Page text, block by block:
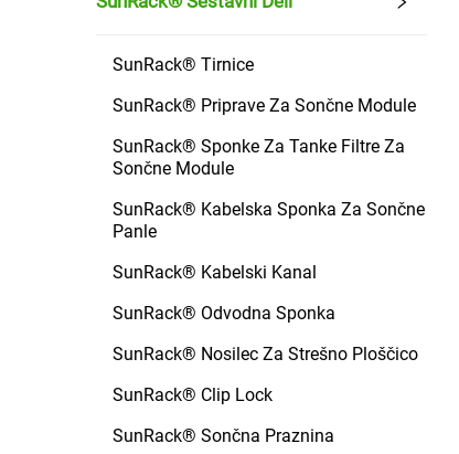
SunRack® Tirnice
SunRack® Priprave Za Sončne Module
SunRack® Sponke Za Tanke Filtre Za
Sončne Module
SunRack® Kabelska Sponka Za Sončne
Panle
SunRack® Kabelski Kanal
SunRack® Odvodna Sponka
SunRack® Nosilec Za Strešno Ploščico
SunRack® Clip Lock
SunRack® Sončna Praznina